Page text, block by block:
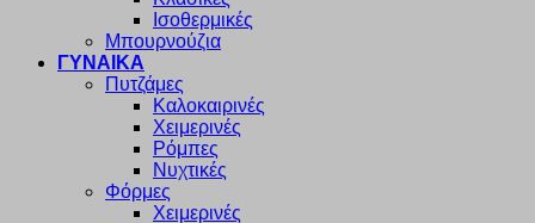
Ισοθερμικές
Μπουρνούζια
ΓΥΝΑΙΚΑ
Πυτζάμες
Καλοκαιρινές
Χειμερινές
Ρόμπες
Νυχτικές
Φόρμες
Χειμερινές